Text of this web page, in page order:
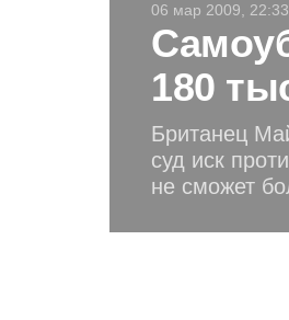
06 мар 2009, 22:33
180
Британец
суд иск
не сможет